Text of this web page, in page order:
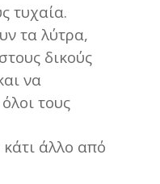
τυχαία.
τα λύτρα,
δικούς
να
τους
άλλο από